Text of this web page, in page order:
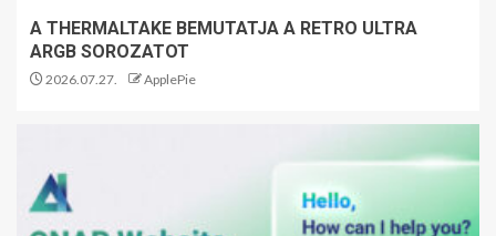
A THERMALTAKE BEMUTATJA A RETRO ULTRA
ARGB SOROZATOT
2026.07.27. ApplePie